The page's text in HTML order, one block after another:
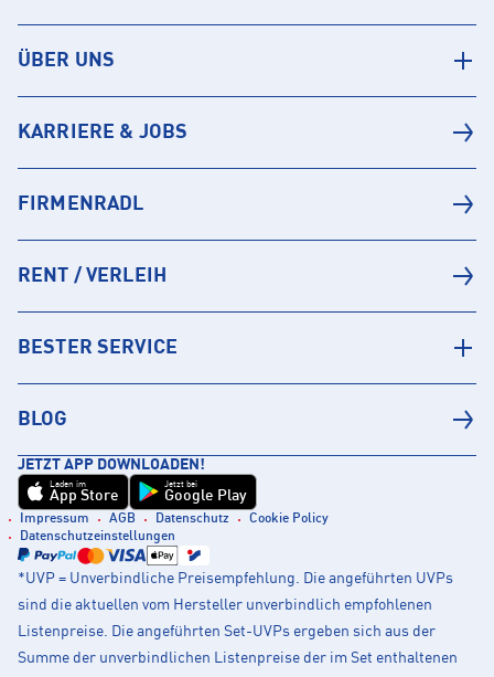
ÜBER UNS
KARRIERE & JOBS
FIRMENRADL
RENT / VERLEIH
BESTER SERVICE
BLOG
JETZT APP DOWNLOADEN!
Laden im
App Store
Jetzt bei
Google Play
Impressum AGB Datenschutz
Cookie Policy
Datenschutzeinstellungen
*UVP = Unverbindliche Preisempfehlung. Die angeführten UVPs
sind die aktuellen vom Hersteller unverbindlich empfohlenen
Listenpreise. Die angeführten Set-UVPs ergeben sich aus der
Summe der unverbindlichen Listenpreise der im Set enthaltenen